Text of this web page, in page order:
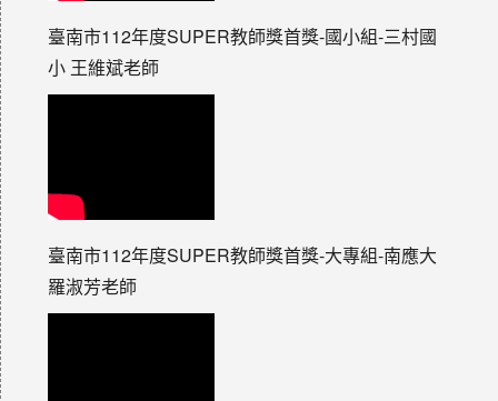
臺南市112年度SUPER教師獎首獎-國小組-三村國
小 王維斌老師
臺南市112年度SUPER教師獎首獎-大專組-南應大
羅淑芳老師